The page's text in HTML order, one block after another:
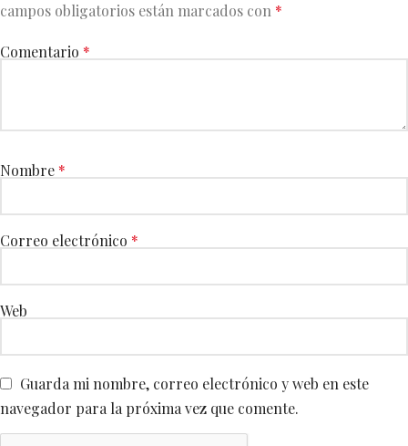
campos obligatorios están marcados con *
Comentario *
Nombre *
Correo electrónico *
Web
Guarda mi nombre, correo electrónico y web en este
navegador para la próxima vez que comente.